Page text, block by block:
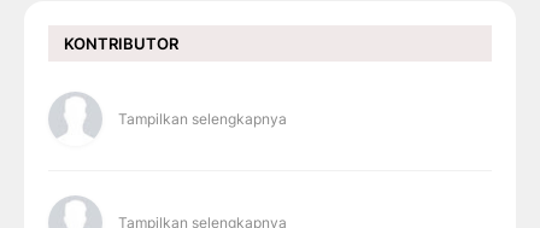
KONTRIBUTOR
Tampilkan selengkapnya
Tampilkan selengkapnya